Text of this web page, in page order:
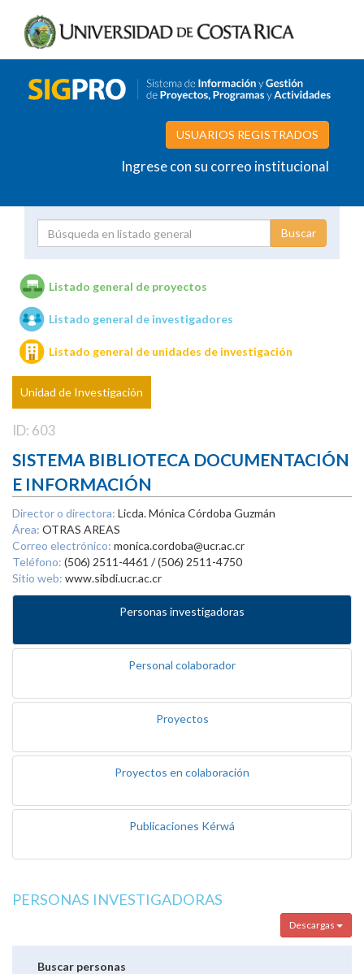
USUARIOS REGISTRADOS
Ingrese con su correo institucional
Unidades de investigación
Listado general de proyectos
Listado general de investigadores
Listado general de unidades de investigación
Unidad de Investigación
ID: 603
SISTEMA BIBLIOTECA DOCUMENTACIÓN
E INFORMACIÓN
Director o directora: Licda. Mónica Córdoba Guzmán
Área: OTRAS AREAS
Correo electrónico: monica.cordoba@ucr.ac.cr
Teléfono: (506) 2511-4461 / (506) 2511-4750
Sitio web: www.sibdi.ucr.ac.cr
Personas investigadoras
Personal colaborador
Proyectos
Proyectos en colaboración
Publicaciones Kérwá
PERSONAS INVESTIGADORAS
Descargas
Buscar personas